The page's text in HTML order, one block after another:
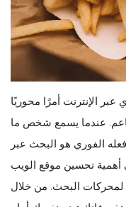
عبر الإنترنت أمرًا محوريًا
عندما يسمع شخص ما
الفوري هو البحث عبر
أهمية تحسين موقع الويب
البحث. من خلال